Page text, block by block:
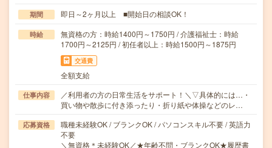
期間 即日～2ヶ月以上 ■開始日の相談OK！
時給
無資格の方：時給1400円～1750円 / 介護福祉士：時給
1700円～2125円 / 初任者以上：時給1500円～1875円
交通費
全額支給
仕事内容
／利用者の方の日常生活をサポート！＼▽具体的には…・
買い物や散歩に付き添ったり・折り紙や体操などのレ…
応募資格
職種未経験OK / ブランクOK / パソコンスキル不要 / 英語力
不要
＼無資格＊未経験OK／★年齢不問・ブランクOK★履歴書